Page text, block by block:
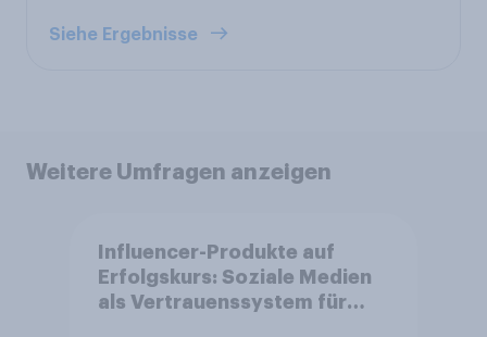
Siehe Ergebnisse
Weitere Umfragen anzeigen
Influencer-Produkte auf
Erfolgskurs: Soziale Medien
als Vertrauenssystem für